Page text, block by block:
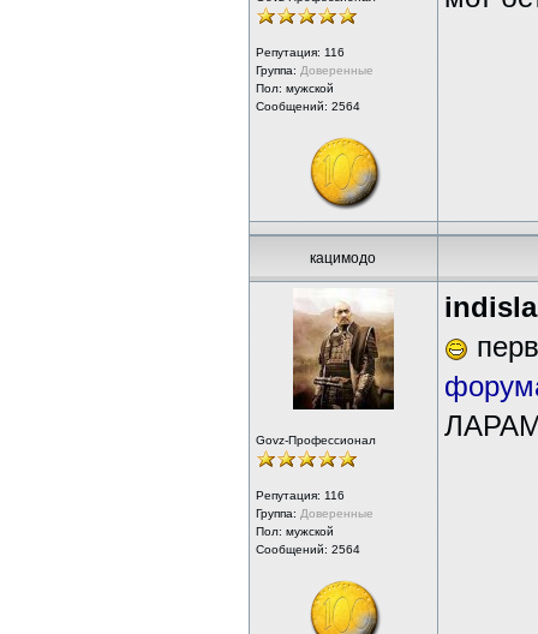
Репутация: 116
Группа: Доверенные
Пол: мужской
Сообщений: 2564
кацимодо
Govz-Профессионал
Репутация: 116
Группа: Доверенные
Пол: мужской
Сообщений: 2564